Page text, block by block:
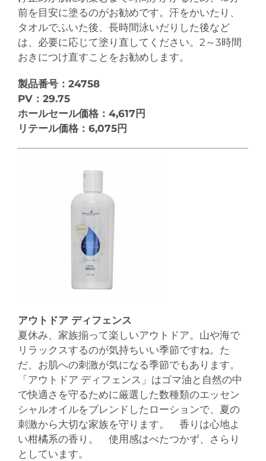
前を目安に塗るのがお勧めです。汗をかいたり、
タオルでふいた後、長時間泳いだりした後など
は、必要に応じて塗り直してください。2～3時間
おきにつけ直すことをお勧めします。
製品番号：24758
PV：29.75
ホールセール価格：4,617円
リテール価格：6,075円
アウトドア ディフェンス
夏休み、家族揃って楽しいアウトドア。山や海で
リラックスするのが気持ちいい季節ですね。た
だ、お肌への刺激が気になる季節でもあります。
「アウトドア ディフェンス」はゴマ油と自然の中
で快適さを守るために厳選した数種類のエッセン
シャルオイルをブレンドしたローションで、夏の
刺激から大切な家族を守ります。 香りは心地よ
い柑橘系の香り。 使用感はべたつかず、さらり
としています。